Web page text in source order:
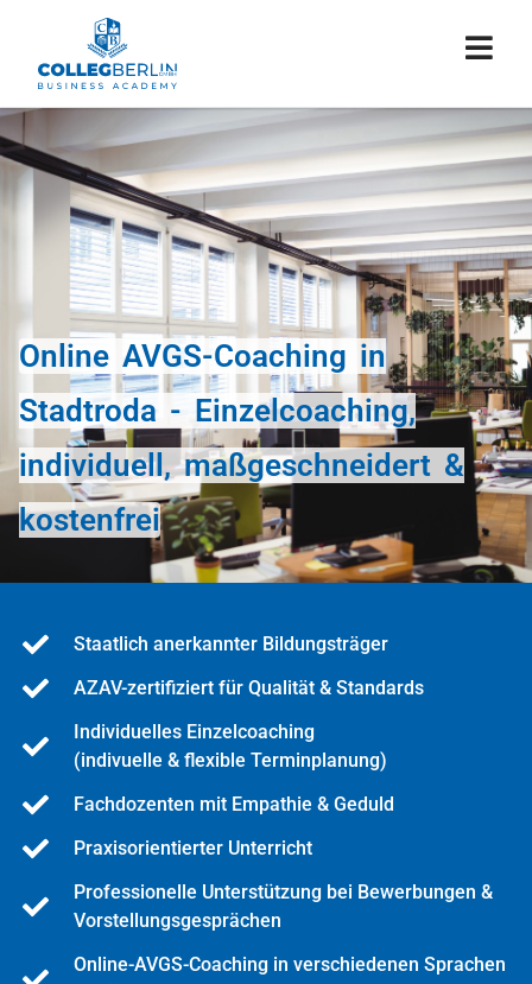
Online AVGS-Coaching in
Stadtroda - Einzelcoaching,
individuell, maßgeschneidert &
kostenfrei
Staatlich anerkannter Bildungsträger
AZAV-zertifiziert für Qualität & Standards
Individuelles Einzelcoaching
(indivuelle & flexible Terminplanung)
Fachdozenten mit Empathie & Geduld
Praxisorientierter Unterricht
Professionelle Unterstützung bei Bewerbungen &
Vorstellungsgesprächen
Online-AVGS-Coaching in verschiedenen Sprachen